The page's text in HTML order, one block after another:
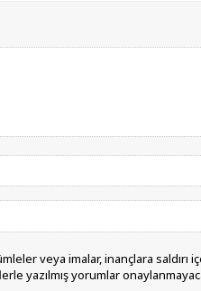
veya imalar, inançlara saldırı
yazılmış yorumlar